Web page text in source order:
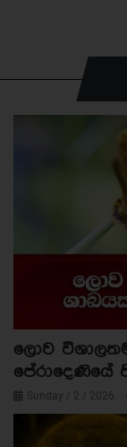
ලොව
පේරාදෙණියේ
Sunday / 2 / 2026